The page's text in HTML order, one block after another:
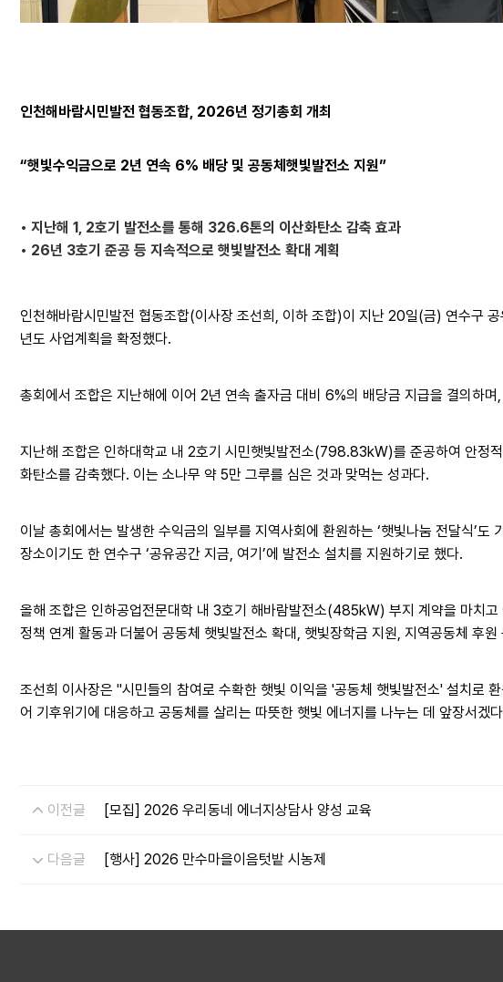
인천해바람시민발전 협동조합, 2026년 정기총회 개최
“햇빛수익금으로 2년 연속 6% 배당 및 공동체햇빛발전소 지원”
• 지난해 1, 2호기 발전소를 통해 326.6톤의 이산화탄소 감축 효과
• 26년 3호기 준공 등 지속적으로 햇빛발전소 확대 계획
인천해바람시민발전 협동조합(이사장 조선희, 이하 조합)이 지난 20일(금) 연수구
년도 사업계획을 확정했다.
총회에서 조합은 지난해에 이어 2년 연속 출자금 대비 6%의 배당금 지급을 결의하
지난해 조합은 인하대학교 내 2호기 시민햇빛발전소(798.83kW)를 준공하여 안정
화탄소를 감축했다. 이는 소나무 약 5만 그루를 심은 것과 맞먹는 성과다.
이날 총회에서는 발생한 수익금의 일부를 지역사회에 환원하는 ‘햇빛나눔 전달식’
장소이기도 한 연수구 ‘공유공간 지금, 여기’에 발전소 설치를 지원하기로 했다.
올해 조합은 인하공업전문대학 내 3호기 해바람발전소(485kW) 부지 계약을 마치
정책 연계 활동과 더불어 공동체 햇빛발전소 확대, 햇빛장학금 지원, 지역공동체 후
조선희 이사장은 "시민들의 참여로 수확한 햇빛 이익을 '공동체 햇빛발전소' 설치로
어 기후위기에 대응하고 공동체를 살리는 따뜻한 햇빛 에너지를 나누는 데 앞장서겠
이전글 [모집] 2026 우리동네 에너지상담사 양성 교육
다음글 [행사] 2026 만수마을이음텃밭 시농제